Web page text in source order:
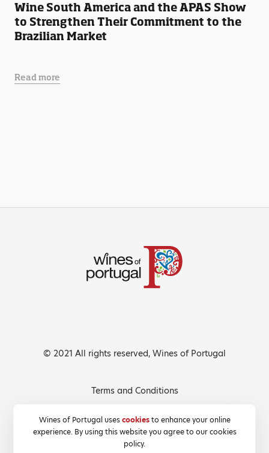
Wine South America and the APAS Show
to Strengthen Their Commitment to the
Brazilian Market
Read more
Wines of Portugal usescookiesto enhance your online
experience. By using this website you agree to our cookies
policy.
© 2021 All rights reserved, Wines of Portugal
Terms and Conditions
Cookies Policy